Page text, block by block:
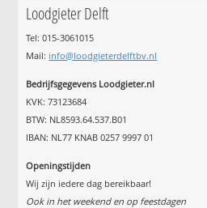
Loodgieter Delft
Tel: 015-3061015
Mail: info@loodgieterdelftbv.nl
Bedrijfsgegevens Loodgieter.nl
KVK: 73123684
BTW: NL8593.64.537.B01
IBAN: NL77 KNAB 0257 9997 01
Openingstijden
Wij zijn iedere dag bereikbaar!
Ook in het weekend en op feestdagen